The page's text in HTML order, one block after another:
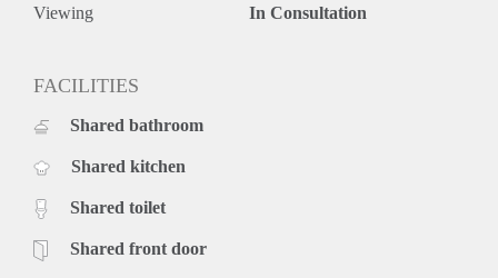
Viewing In Consultation
FACILITIES
Shared bathroom
Shared kitchen
Shared toilet
Shared front door